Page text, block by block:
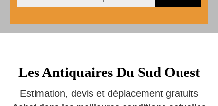
Les Antiquaires Du Sud Ouest
Estimation, devis et déplacement gratuits